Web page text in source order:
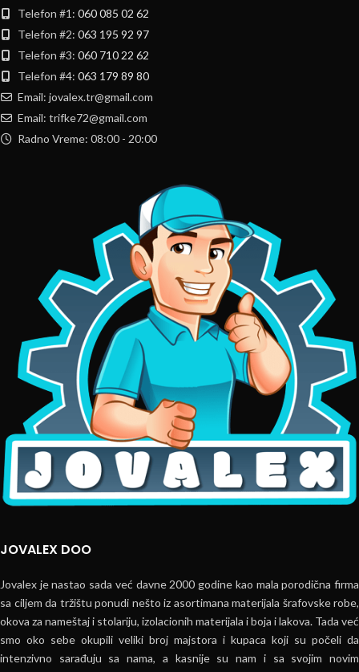
Telefon #1: 060 085 02 62
Telefon #2: 063 195 92 97
Telefon #3: 060 710 22 62
Telefon #4: 063 179 89 80
Email: jovalex.tr@gmail.com
Email: trifke72@gmail.com
Radno Vreme: 08:00 - 20:00
JOVALEX DOO
Jovalex je nastao sada već davne 2000 godine kao mala porodična firma
sa ciljem da tržištu ponudi nešto iz asortimana materijala šrafovske robe,
okova za nameštaj i stolariju, izolacionih materijala i boja i lakova. Tada već
smo oko sebe okupili veliki broj majstora i kupaca koji su počeli da
intenzivno sarađuju sa nama, a kasnije su nam i sa svojim novim